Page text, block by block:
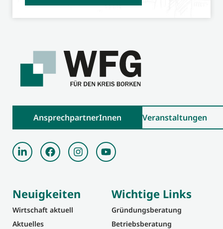
AnsprechpartnerInnen Veranstaltungen
Neuigkeiten
Wirtschaft aktuell
Aktuelles
Wichtige Links
Gründungsberatung
Betriebsberatung